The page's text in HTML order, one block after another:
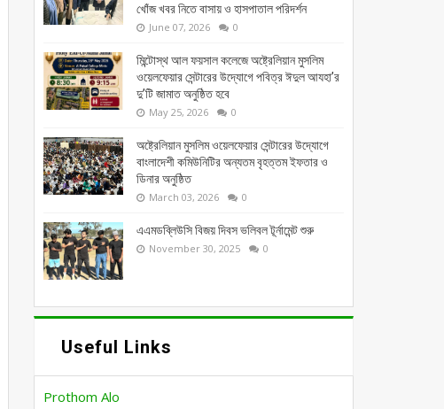
খোঁজ খবর নিতে বাসায় ও হাসপাতাল পরিদর্শন
June 07, 2026 0
মিন্টোস্থ আল ফয়সাল কলেজে অষ্ট্রেলিয়ান মুসলিম
ওয়েলফেয়ার সেন্টারের উদ্যোগে পবিত্র ঈদুল আযহা’র
দু’টি জামাত অনুষ্ঠিত হবে
May 25, 2026 0
অষ্ট্রেলিয়ান মুসলিম ওয়েলফেয়ার সেন্টারের উদ্যোগে
বাংলাদেশী কমিউনিটির অন্যতম বৃহত্তম ইফতার ও
ডিনার অনুষ্ঠিত
March 03, 2026 0
এএমডব্লিউসি বিজয় দিবস ভলিবল টূর্নামেন্ট শুরু
November 30, 2025 0
Useful Links
Prothom Alo